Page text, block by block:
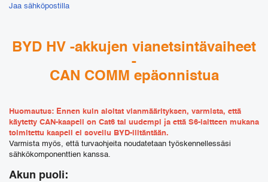
Jaa sähköpostilla
BYD HV -akkujen vianetsintävaiheet
-
CAN COMM epäonnistua
Huomautus: Ennen kuin aloitat vianmäärityksen, varmista, että
käytetty CAN-kaapeli on Cat6 tai uudempi ja että S6-laitteen mukana
toimitettu kaapeli ei sovellu BYD-liitäntään.
Varmista myös, että turvaohjeita noudatetaan työskennellessäsi
sähkökomponenttien kanssa.
Akun puoli: